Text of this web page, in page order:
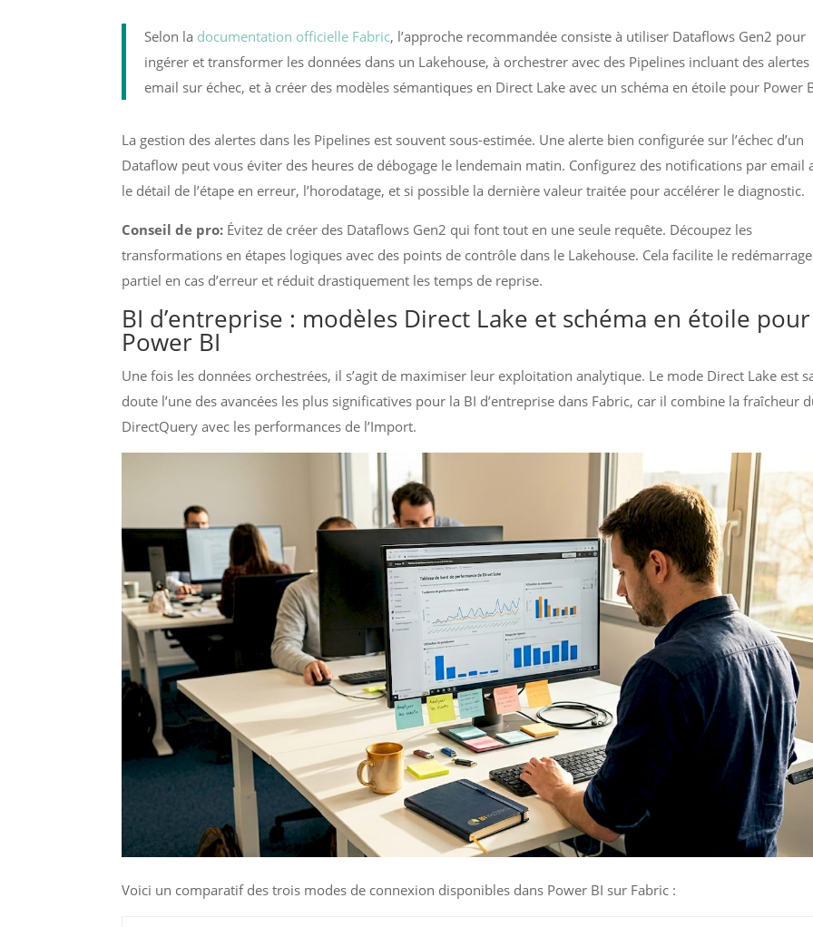
Selon la documentation officielle Fabric, l’approche recommandée consiste à utiliser Dataflows Gen2 pour
ingérer et transformer les données dans un Lakehouse, à orchestrer avec des Pipelines incluant des alertes
email sur échec, et à créer des modèles sémantiques en Direct Lake avec un schéma en étoile pour Power
La gestion des alertes dans les Pipelines est souvent sous-estimée. Une alerte bien configurée sur l’échec d’un
Dataflow peut vous éviter des heures de débogage le lendemain matin. Configurez des notifications par email
le détail de l’étape en erreur, l’horodatage, et si possible la dernière valeur traitée pour accélérer le diagnostic.
Conseil de pro: Évitez de créer des Dataflows Gen2 qui font tout en une seule requête. Découpez les
transformations en étapes logiques avec des points de contrôle dans le Lakehouse. Cela facilite le redémarrage
partiel en cas d’erreur et réduit drastiquement les temps de reprise.
BI d’entreprise : modèles Direct Lake et schéma en étoile pour
Power BI
Une fois les données orchestrées, il s’agit de maximiser leur exploitation analytique. Le mode Direct Lake est
doute l’une des avancées les plus significatives pour la BI d’entreprise dans Fabric, car il combine la fraîcheur
DirectQuery avec les performances de l’Import.
Voici un comparatif des trois modes de connexion disponibles dans Power BI sur Fabric :